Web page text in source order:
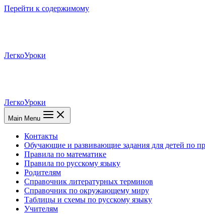
Перейти к содержимому
ЛегкоУроки
ЛегкоУроки
Main Menu
Контакты
Обучающие и развивающие задания для детей по
Правила по математике
Правила по русскому языку
Родителям
Справочник литературных терминов
Справочник по окружающему миру
Таблицы и схемы по русскому языку
Учителям